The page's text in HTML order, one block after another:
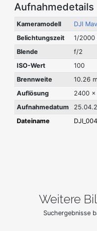
Aufnahmedetails
Kameramodell
DJI
Belichtungszeit
1/2000
Blende
f/2
ISO-Wert
100
Brennweite
10.26
Auflösung
2400 x
Aufnahmedatum
Dateiname
Weitere
Suchergebnisse